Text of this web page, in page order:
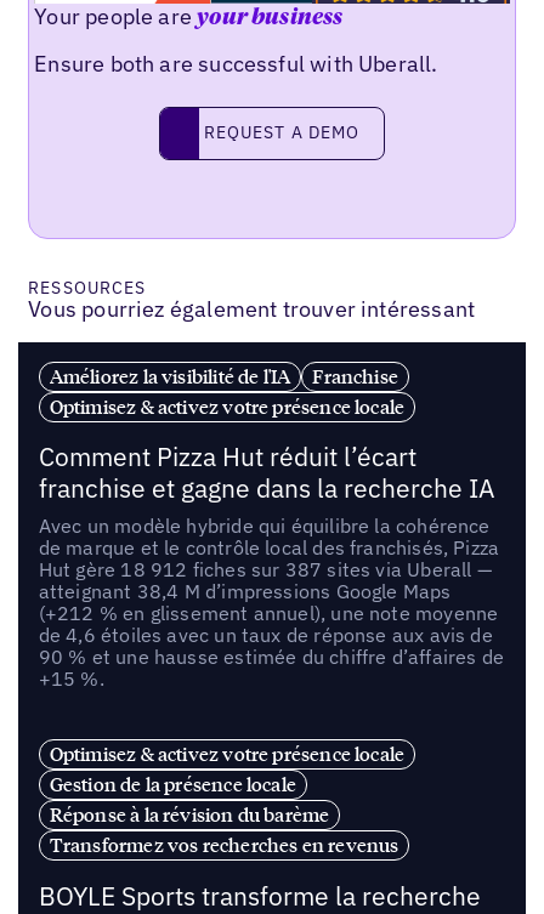
Your people areyour business
Ensure both are successful with Uberall.
request a demo
REQUEST A DEMO
RESSOURCES
Vous pourriez également trouver intéressant
Améliorez la visibilité de l'IA
Franchise
Optimisez & activez votre présence locale
Comment Pizza Hut réduit l’écart
franchise et gagne dans la recherche IA
Avec un modèle hybride qui équilibre la cohérence
de marque et le contrôle local des franchisés, Pizza
Hut gère 18 912 fiches sur 387 sites via Uberall —
atteignant 38,4 M d’impressions Google Maps
(+212 % en glissement annuel), une note moyenne
de 4,6 étoiles avec un taux de réponse aux avis de
90 % et une hausse estimée du chiffre d’affaires de
+15 %.
Optimisez & activez votre présence locale
Gestion de la présence locale
Réponse à la révision du barème
Transformez vos recherches en revenus
BOYLE Sports transforme la recherche